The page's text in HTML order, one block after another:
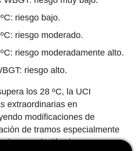
riesgo bajo.
riesgo moderado.
riesgo moderadamente alto.
riesgo alto.
los 28 ºC, la UCI
extraordinarias en
modificaciones de
de tramos especialmente
la cancelación de etapas o